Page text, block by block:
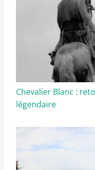
Chevalier Blanc :
légendaire